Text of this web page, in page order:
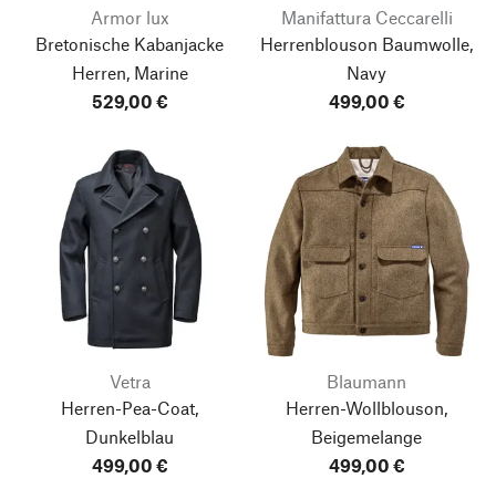
Armor lux
Bretonische Kabanjacke
Herren, Marine
529,00 €
Manifattura Ceccarelli
Herrenblouson Baumwolle,
Navy
499,00 €
Vetra
Herren-Pea-Coat,
Dunkelblau
499,00 €
Blaumann
Herren-Wollblouson,
Beigemelange
499,00 €